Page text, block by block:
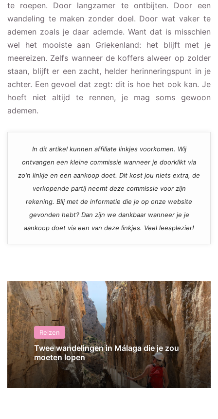
te roepen. Door langzamer te ontbijten. Door een
wandeling te maken zonder doel. Door wat vaker te
ademen zoals je daar ademde. Want dat is misschien
wel het mooiste aan Griekenland: het blijft met je
meereizen. Zelfs wanneer de koffers alweer op zolder
staan, blijft er een zacht, helder herinneringspunt in je
achter. Een gevoel dat zegt: dit is hoe het ook kan. Je
hoeft niet altijd te rennen, je mag soms gewoon
ademen.
In dit artikel kunnen affiliate linkjes voorkomen. Wij
ontvangen een kleine commissie wanneer je doorklikt via
zo'n linkje en een aankoop doet. Dit kost jou niets extra, de
verkopende partij neemt deze commissie voor zijn
rekening. Blij met de informatie die je op onze website
gevonden hebt? Dan zijn we dankbaar wanneer je je
aankoop doet via een van deze linkjes. Veel leesplezier!
Reizen
Twee wandelingen in Málaga die je zou
moeten lopen